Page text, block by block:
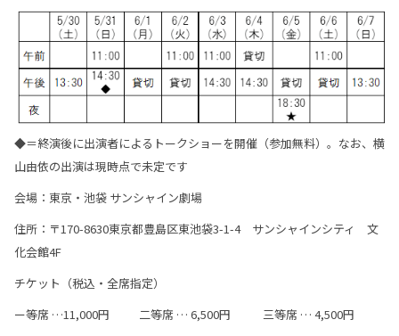
◆＝終演後に出演者によるトークショーを開催（参加無料）。なお、横
山由依の出演は現時点で未定です
会場：東京・池袋 サンシャイン劇場
住所：〒170-8630東京都豊島区東池袋3-1-4 サンシャインシティ 文
化会館4F
チケット（税込・全席指定）
ー等席 …11,000円 二等席 … 6,500円 三等席 … 4,500円